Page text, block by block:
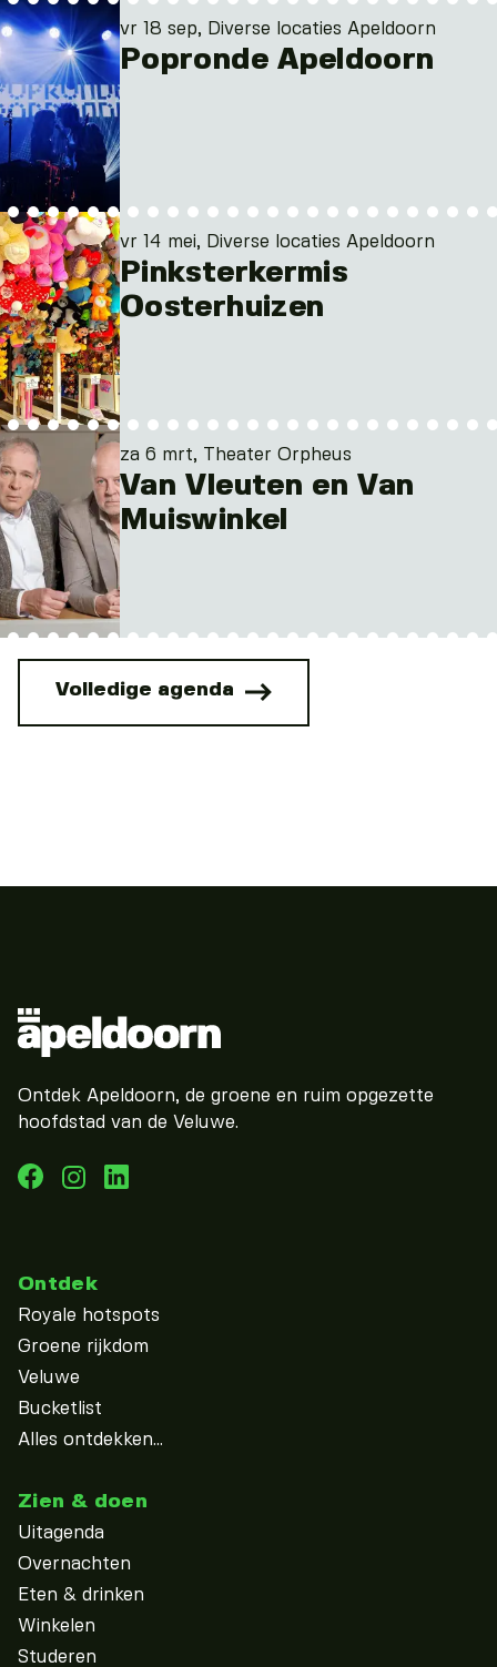
vr 18 sep, Diverse locaties Apeldoorn
Popronde Apeldoorn
vr 14 mei, Diverse locaties Apeldoorn
Pinksterkermis
Oosterhuizen
za 6 mrt, Theater Orpheus
Van Vleuten en Van
Muiswinkel
Volledige agenda
Ontdek Apeldoorn, de groene en ruim opgezette
hoofdstad van de Veluwe.
Ontdek
Royale hotspots
Groene rijkdom
Veluwe
Bucketlist
Alles ontdekken...
Zien & doen
Uitagenda
Overnachten
Eten & drinken
Winkelen
Studeren